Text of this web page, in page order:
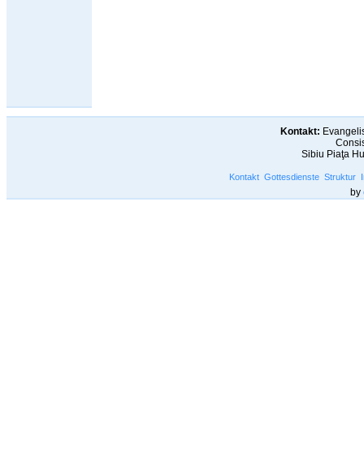
Kontakt:
Sibiu Piaţa
Kontakt Gottesdienste Struktur
by